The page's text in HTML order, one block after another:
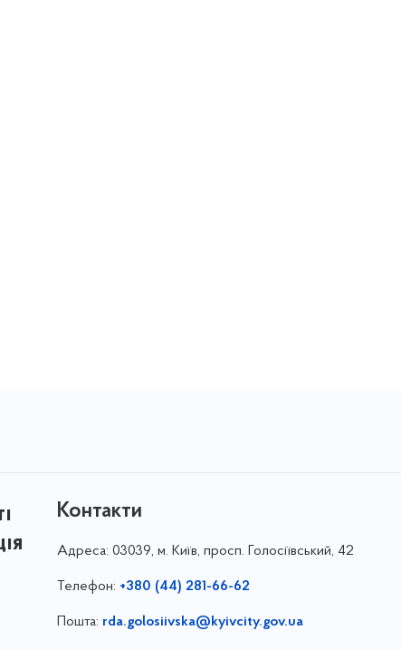
Контакти
Адреса: 03039, м. Київ, просп. Голосіївський, 42
Телефон: +380 (44) 281-66-62
Пошта: rda.golosiivska@kyivcity.gov.ua